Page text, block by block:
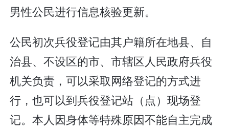
男性公民进行信息核验更新。
公民初次兵役登记由其户籍所在地县、自
治县、不设区的市、市辖区人民政府兵役
机关负责，可以采取网络登记的方式进
行，也可以到兵役登记站（点）现场登
记。本人因身体等特殊原因不能自主完成